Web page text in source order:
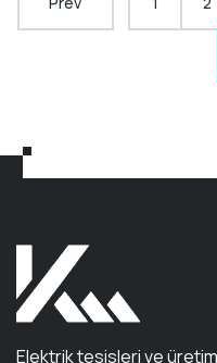
Elektrik tesisleri ve